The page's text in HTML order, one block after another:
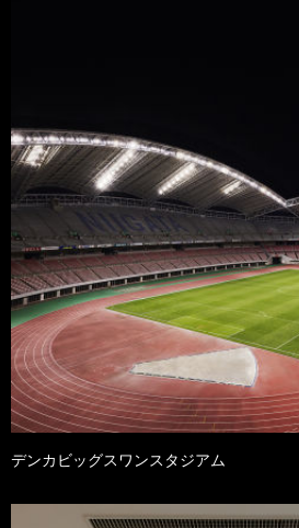
デンカビッグスワンスタジアム